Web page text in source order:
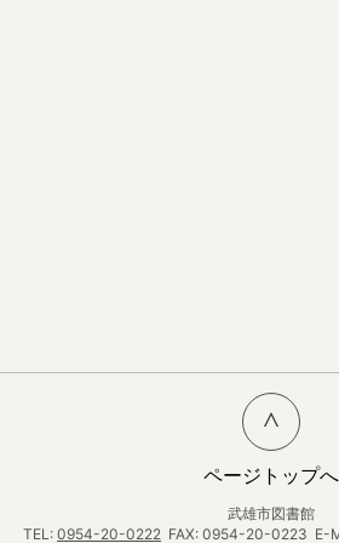
ページトップへ
武雄市図書館
TEL: 0954-20-0222 FAX: 0954-20-0223 E-